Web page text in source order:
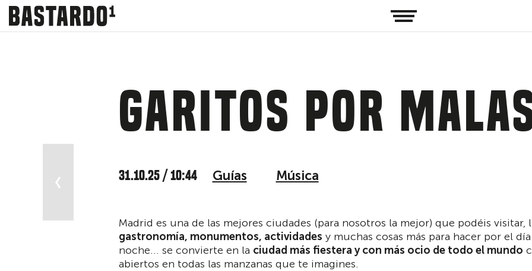
Garitos por
31.10.25 / 10:44 Guías Música
Madrid es una de las mejores ciudades (para nosotros la mejor) que podéis visitar,
gastronomía, monumentos, actividades y muchas cosas más para hacer por el
noche... se convierte en la ciudad más fiestera y con más ocio de todo el mundo
abiertos en todas las manzanas que te imagines.